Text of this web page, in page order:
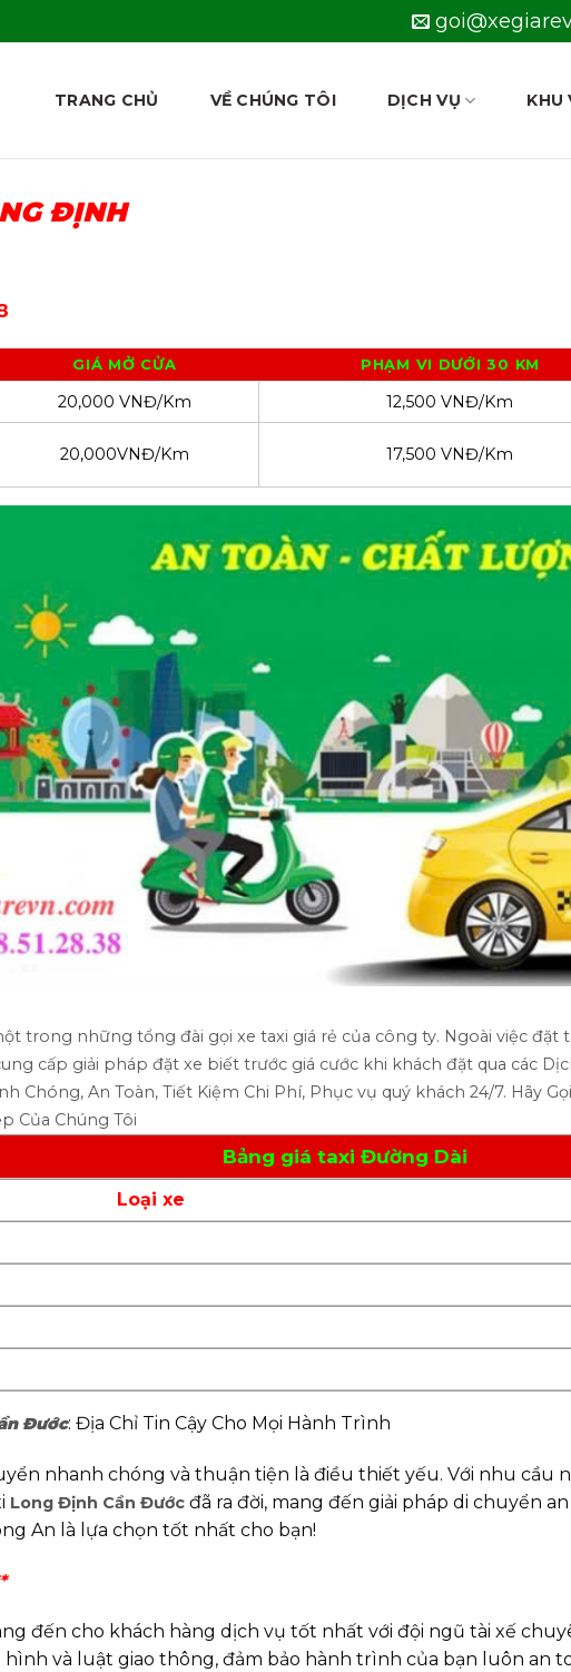
TRANG CHỦ VỀ CHÚNG TÔI DỊCH VỤ KHU
ĐỊNH
GIÁ MỞ CỬA PHẠM VI DƯỚI 30 KM
20,000 VNĐ/Km 12,500 VNĐ/Km
20,000VNĐ/Km 17,500 VNĐ/Km
trong những tổng đài gọi xe taxi giá rẻ của công ty. Ngoài việc
cấp giải pháp đặt xe biết trước giá cước khi khách đặt qua các
Chóng, An Toàn, Tiết Kiệm Chi Phí, Phục vụ quý khách 24/7. Hãy
Của Chúng Tôi
Bảng giá taxi Đường Dài
Loại xe
Đước: Địa Chỉ Tin Cậy Cho Mọi Hành Trình
nhanh chóng và thuận tiện là điều thiết yếu. Với nhu cầu
Long Định Cần Đước đã ra đời, mang đến giải pháp di chuyển
An là lựa chọn tốt nhất cho bạn!
đến cho khách hàng dịch vụ tốt nhất với đội ngũ tài xế
hình và luật giao thông, đảm bảo hành trình của bạn luôn an